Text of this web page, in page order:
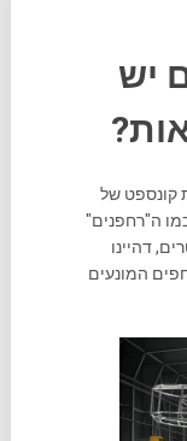
יש
קונספט של
ה"רחפנים"
דהיינו
המוטסים באמצעות 8 מדחפים המונעים